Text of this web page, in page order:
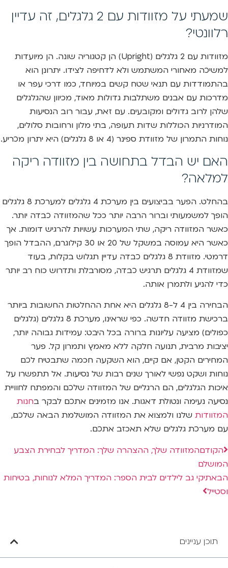
שמעתי על מזוודות עם 2 גלגלים, זה עדיין
רלוונטי?
מזוודות עם 2 גלגלים (Upright) הן קטגוריה שונה. הן מיועדות
למשיכה מאחורי המשתמש ולא לדחיפה לצידו. יתרונן הוא
בהתמודדות עם תנאי שטח קשים במיוחד, כמו דרכי עפר או
מדרכות עם אבנים משתלבות גדולות מאוד, מכיוון שהגלגלים
שלהן לרוב גדולים ומקובעים. עם זאת, עבור רוב הנסיעות
המודרניות הכוללות שדות תעופה, בתי מלון ורחובות סלולים,
נוחות התמרון של מזוודת ספינר (4 או 8 גלגלים) היא יתרון מכריע.
האם יש הבדל בתחושה בין מזוודה ריקה
למלאה?
בהחלט. הפער בביצועים בין מערכת 4 גלגלים למערכת 8 גלגלים
הופך למשמעותי וברור הרבה יותר ככל שהמזוודה כבדה יותר.
כאשר המזוודה ריקה, שתי המערכות עשויות להרגיש דומות. אך
כאשר היא עמוסה במשקל של 20 או 30 קילוגרם, ההבדל הופך
דרמטי. מזוודת 8 גלגלים כבדה עדיין תגלוש בקלות, בעוד
שמזוודת 4 גלגלים תרגיש כבדה, מסורבלת ותדרוש כוח רב יותר
כדי להניע ולתמרן אותה.
הבחירה בין 4 ל-8 גלגלים היא אחת ההחלטות החשובות ביותר
ברכישת מזוודה חדשה. כפי שראינו, מערכת 8 גלגלים (גלגלים
כפולים) מציעה עליונות ברורה בכל היבט: עמידות גבוהה יותר,
יציבות מרבית, תנועה חלקה ללא מאמץ ותמרון קל. פער
המחירים הקטן, אם קיים, הוא השקעה חכמה שתבטיח לכם
נוחות ושקט נפשי לאורך שנים רבות של נסיעות. אל תתפשרו על
איכות הגלגלים, הם הרגליים של המזוודה שלכם והמפתח לחוויית
נסיעה נעימה ונטולת דאגות. אנו מזמינים אתכם לבקר בחנות
המזוודות שלנו ולמצוא את המזוודה המושלמת הבאה שלכם,
עם מערכת גלגלים שלא תאכזב אתכם.
הקודםהמזוודה שלך, ההצהרה שלך: המדריך לבחירת הצבע
המושלם
הבאתיקי גב לילדים לבית הספר: המדריך המלא לנוחות, בטיחות
וסטייל
תוכן עניינים